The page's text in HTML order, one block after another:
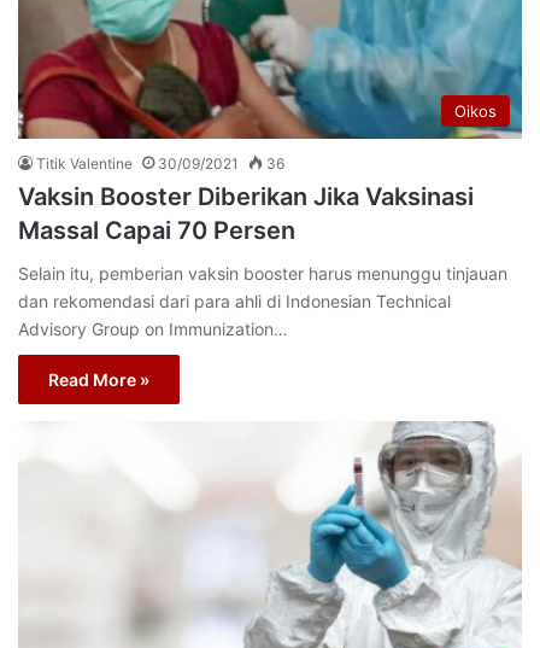
Oikos
Titik Valentine 30/09/2021 36
Vaksin Booster Diberikan Jika Vaksinasi
Massal Capai 70 Persen
Selain itu, pemberian vaksin booster harus menunggu tinjauan
dan rekomendasi dari para ahli di Indonesian Technical
Advisory Group on Immunization…
Read More »